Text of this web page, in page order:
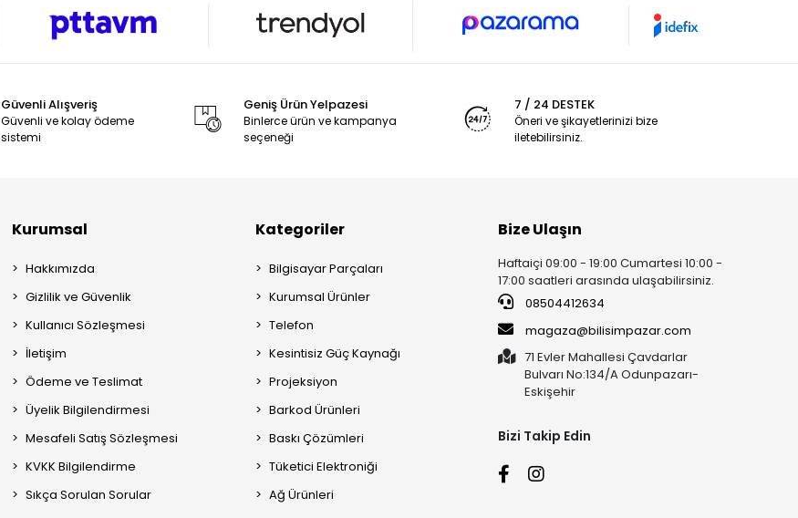
Güvenli Alışveriş
Güvenli ve kolay ödeme
sistemi
Geniş Ürün Yelpazesi
Binlerce ürün ve kampanya
seçeneği
7 / 24 DESTEK
Öneri ve şikayetlerinizi bize
iletebilirsiniz.
Kurumsal
Hakkımızda
Gizlilik ve Güvenlik
Kullanıcı Sözleşmesi
İletişim
Ödeme ve Teslimat
Üyelik Bilgilendirmesi
Mesafeli Satış Sözleşmesi
KVKK Bilgilendirme
Sıkça Sorulan Sorular
Kategoriler
Bilgisayar Parçaları
Kurumsal Ürünler
Telefon
Kesintisiz Güç Kaynağı
Projeksiyon
Barkod Ürünleri
Baskı Çözümleri
Tüketici Elektroniği
Ağ Ürünleri
Bize Ulaşın
Haftaiçi 09:00 - 19:00 Cumartesi 10:00 -
17:00 saatleri arasında ulaşabilirsiniz.
08504412634
magaza@bilisimpazar.com
71 Evler Mahallesi Çavdarlar
Bulvarı No:134/A Odunpazarı-
Eskişehir
Bizi Takip Edin